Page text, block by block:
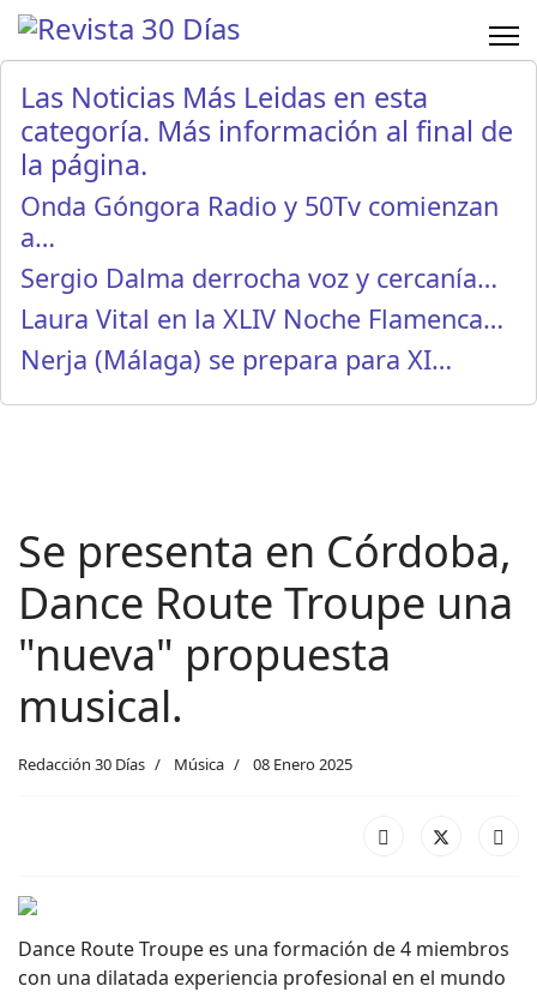
Las Noticias Más Leidas en esta
categoría. Más información al final de
la página.
Onda Góngora Radio y 50Tv comienzan
a…
Sergio Dalma derrocha voz y cercanía…
Laura Vital en la XLIV Noche Flamenca…
Nerja (Málaga) se prepara para XI…
Se presenta en Córdoba,
Dance Route Troupe una
"nueva" propuesta
musical.
Redacción 30 Días Música 08 Enero 2025
Dance Route Troupe es una formación de 4 miembros
con una dilatada experiencia profesional en el mundo